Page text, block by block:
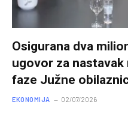
Osigurana dva
ugovor za
faze Južne
EKONOMIJA 02/07/2026